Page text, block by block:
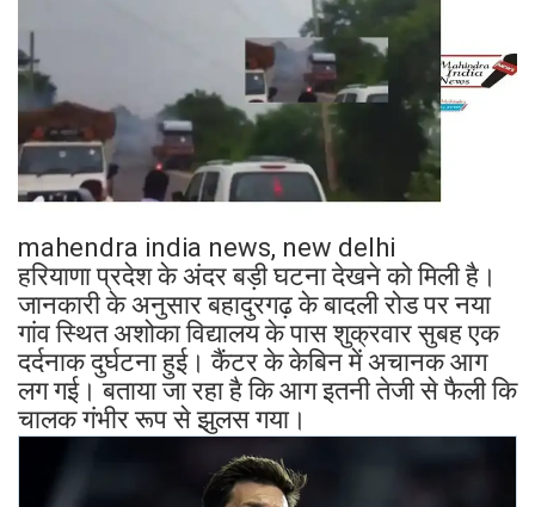
mahendra india news, new delhi
हरियाणा प्रदेश के अंदर बड़ी घटना देखने को मिली है।
जानकारी के अनुसार बहादुरगढ़ के बादली रोड पर नया
गांव स्थित अशोका विद्यालय के पास शुक्रवार सुबह एक
दर्दनाक दुर्घटना हुई। कैंटर के केबिन में अचानक आग
लग गई। बताया जा रहा है कि आग इतनी तेजी से फैली कि
चालक गंभीर रूप से झुलस गया।